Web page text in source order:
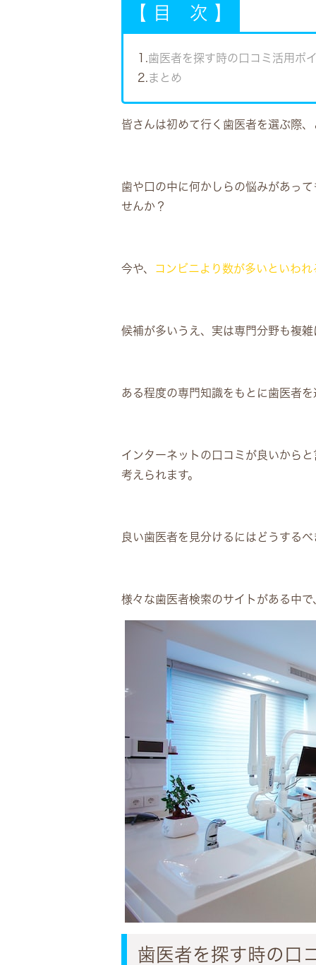
【 目 次 】
1. 歯医者を探す時の口コミ活用ポ
2. まとめ
皆さんは初めて行く歯医者を選ぶ際
歯や口の中に何かしらの悩みがあっ
せんか？
今や、 コンビニより数が多いといわれ
候補が多いうえ、実は専門分野も複
ある程度の専門知識をもとに歯医者
インターネットの口コミが良いから
考えられます。
良い歯医者を見分けるにはどうするべ
様々な歯医者検索のサイトがある中
歯医者を探す時の口